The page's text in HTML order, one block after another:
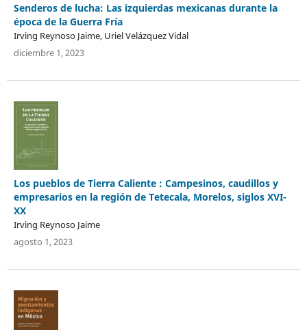
Senderos de lucha: Las izquierdas mexicanas durante la
época de la Guerra Fría
Irving Reynoso Jaime, Uriel Velázquez Vidal
diciembre 1, 2023
Los pueblos de Tierra Caliente : Campesinos, caudillos y
empresarios en la región de Tetecala, Morelos, siglos XVI-
XX
Irving Reynoso Jaime
agosto 1, 2023